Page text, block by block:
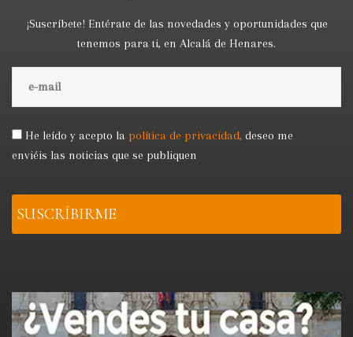
¡Suscríbete! Entérate de las novedades y oportunidades que
tenemos para ti, en Alcalá de Henares.
He leído y acepto la política de privacidad, deseo me
enviéis las noticias que se publiquen